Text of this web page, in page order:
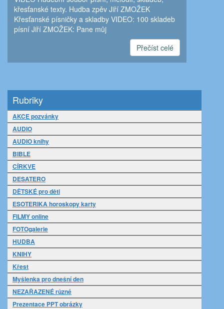
křesťanské texty. Hudba zpěv Jiří ZMOŽEK
Křesťanské písničky a skladby VIDEO: 100 skladeb
písní Jiří ZMOŽEK: Pane můj
Přečíst celé
Rubriky
AKCE pozvánky
AUDIO
AUDIO knihy
BIBLE
CÍRKVE
DESATERO
DĚTSKÉ pro děti
ESOTERIKA horoskopy karty
FILMY online
FOTOgalerie
HUDBA
KNIHY
Křest
Myšlenka pro dnešní den
NEZAŘAZENÉ různé
Prezentace PPT obrázky